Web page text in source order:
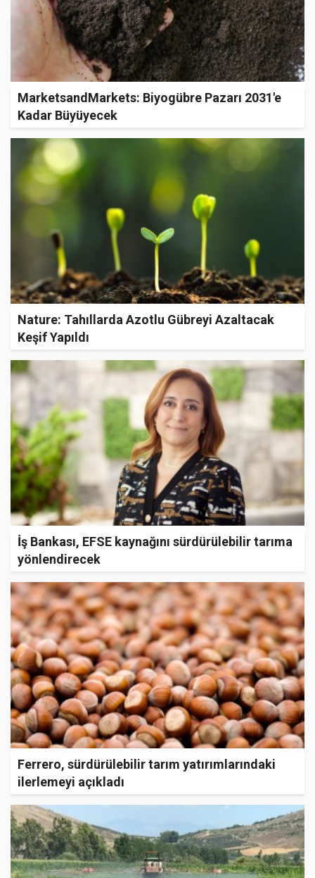
MarketsandMarkets: Biyogübre Pazarı 2031'e
Kadar Büyüyecek
Nature: Tahıllarda Azotlu Gübreyi Azaltacak
Keşif Yapıldı
İş Bankası, EFSE kaynağını sürdürülebilir tarıma
yönlendirecek
Ferrero, sürdürülebilir tarım yatırımlarındaki
ilerlemeyi açıkladı